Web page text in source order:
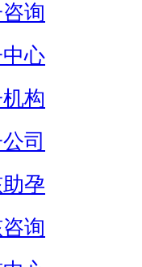
询
心
构
司
孕
询